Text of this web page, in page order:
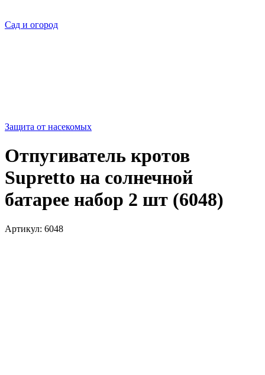
Сад и огород
Защита от насекомых
Отпугиватель кротов
Supretto на солнечной
батарее набор 2 шт (6048)
Артикул: 6048